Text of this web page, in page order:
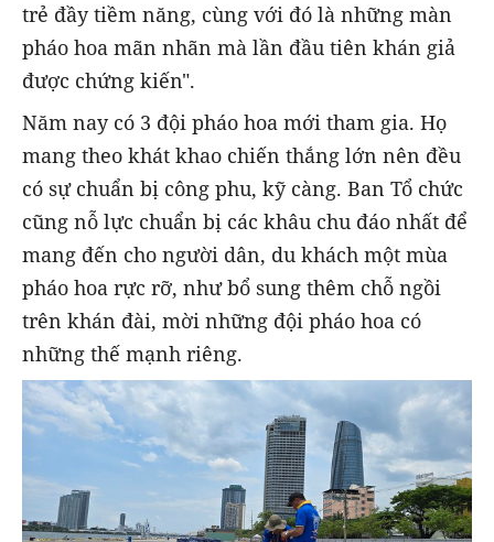
trẻ đầy tiềm năng, cùng với đó là những màn
pháo hoa mãn nhãn mà lần đầu tiên khán giả
được chứng kiến".
Năm nay có 3 đội pháo hoa mới tham gia. Họ
mang theo khát khao chiến thắng lớn nên đều
có sự chuẩn bị công phu, kỹ càng. Ban Tổ chức
cũng nỗ lực chuẩn bị các khâu chu đáo nhất để
mang đến cho người dân, du khách một mùa
pháo hoa rực rỡ, như bổ sung thêm chỗ ngồi
trên khán đài, mời những đội pháo hoa có
những thế mạnh riêng.